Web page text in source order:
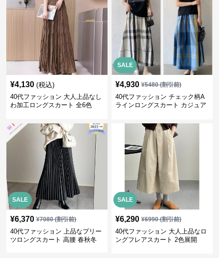
¥4,130 (税込)
40代ファッション 大人上品なし
わ加工ロングスカート 全6色
SALE
¥4,930 ¥5480(割引前)
40代ファッション チェック柄A
ラインロングスカート カジュア
SALE
¥6,370 ¥7080(割引前)
40代ファッション 上品なプリー
ツロングスカート 高腰 春秋冬
SALE
¥6,290 ¥6990(割引前)
40代ファッション 大人上品なロ
ングフレアスカート 2色展開